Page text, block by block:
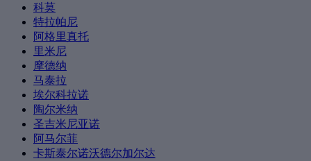
科莫
特拉帕尼
阿格里真托
里米尼
摩德纳
马泰拉
埃尔科拉诺
陶尔米纳
圣吉米尼亚诺
阿马尔菲
卡斯泰尔诺沃德尔加尔达